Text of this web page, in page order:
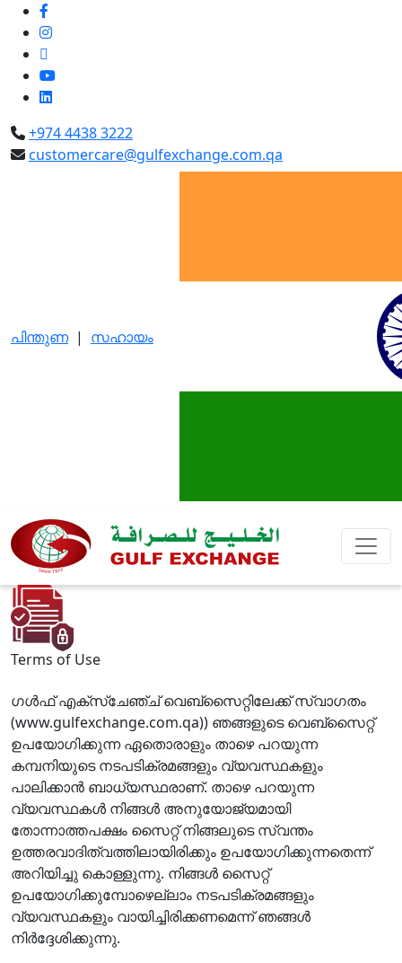
+974 4438 3222
customercare@gulfexchange.com.qa
പിന്തുണ | സഹായം
Terms of Use
ഗള്‍ഫ് എക്സ്ചേഞ്ച് വെബ്സൈറ്റിലേക്ക് സ്വാഗതം
(www.gulfexchange.com.qa)) ഞങ്ങളുടെ വെബ്സൈറ്റ്
ഉപയോഗിക്കുന്ന ഏതൊരാളും താഴെ പറയുന്ന
കമ്പനിയുടെ നടപടിക്രമങ്ങളും വ്യവസ്ഥകളും
പാലിക്കാന്‍ ബാധ്യസ്ഥരാണ്. താഴെ പറയുന്ന
വ്യവസ്ഥകള്‍ നിങ്ങള്‍ അനുയോജ്യമായി
തോന്നാത്തപക്ഷം സൈറ്റ് നിങ്ങലുടെ സ്വന്തം
ഉത്തരവാദിത്വത്തിലായിരിക്കും ഉപയോഗിക്കുന്നതെന്ന്
അറിയിച്ചു കൊള്ളുന്നു. നിങ്ങള്‍ സൈറ്റ്
ഉപയോഗിക്കുമ്പോഴെല്ലാം നടപടിക്രമങ്ങളും
വ്യവസ്ഥകളും വായിച്ചിരിക്കണമെന്ന് ഞങ്ങള്‍
നിര്‍ദ്ദേശിക്കുന്നു.